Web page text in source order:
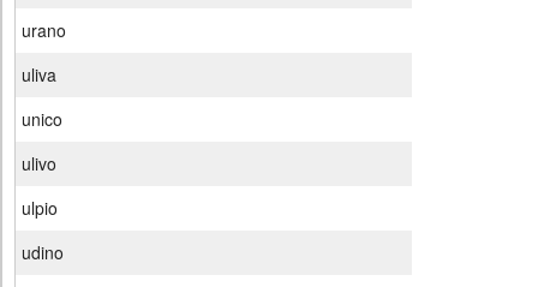
urano
uliva
unico
ulivo
ulpio
udino